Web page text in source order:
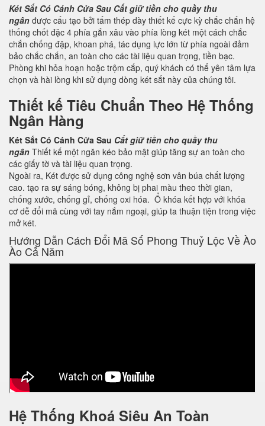
Két Sắt Có Cánh Cửa Sau Cất giữ tiền cho quầy thu
ngân được cấu tạo bởi tấm thép dày thiết kế cực kỳ chắc chắn hệ
thống chốt đặc 4 phía gắn xâu vào phía lòng két một cách chắc
chắn chống đập, khoan phá, tác dụng lực lớn từ phía ngoài đảm
bảo chắc chắn, an toàn cho các tài liệu quan trọng, tiền bạc.
Phòng khi hỏa hoạn hoặc trộm cắp, quý khách có thể yên tâm lựa
chọn và hài lòng khi sử dụng dòng két sắt này của chúng tôi.
Thiết kế Tiêu Chuẩn Theo Hệ Thống
Ngân Hàng
Két Sắt Có Cánh Cửa Sau Cất giữ tiền cho quầy thu
ngân Thiết kế một ngăn kéo bảo mật giúp tăng sự an toàn cho
các giấy tờ và tài liệu quan trọng.
Ngoài ra, Két được sử dụng công nghệ sơn vân búa chất lượng
cao. tạo ra sự sáng bóng, không bị phai màu theo thời gian,
chống xước, chống gỉ, chống oxi hóa. Ổ khóa kết hợp với khóa
cơ dễ đổi mã cùng với tay nắm ngoại, giúp ta thuận tiện trong việc
mở két.
Hướng Dẫn Cách Đổi Mã Số Phong Thuỷ Lộc Về Ào
Ào Cả Năm
Hệ Thống Khoá Siêu An Toàn